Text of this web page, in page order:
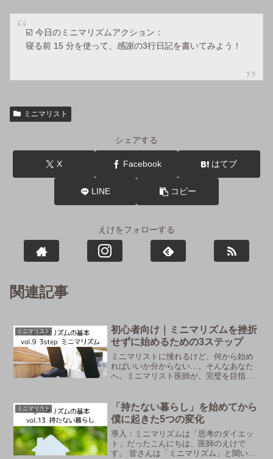
☑️ 今日のミニマリズムアクション：
寝る前 15 分を使って、感謝の3行日記を書いてみよう！
ミニマリスト
シェアする
X Facebook はてブ
LINE コピー
えけをフォローする
関連記事
ミニマリスト
初心者向け｜ミニマリズムを挫折
せずに始めるための3ステップ
ミニマリストに憧れるけど、何から始め
ればいいか分からない…。そんなあなた
へ。ミニマリスト医師が、完璧を目指さ
体的に解説します。
ミニマリスト
「持たない暮らし」を始めてから
僕に起きた5つの変化
導入：ミニマリズムは「思考のダイエッ
ト」だったこんにちは、医師のえけで
す。 皆さんは「ミニマリズム」と聞い